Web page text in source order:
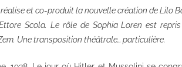
et co-produit la nouvelle création de Lilo
Scola. Le rôle de Sophia Loren est
Une transposition théâtrale… particulière.